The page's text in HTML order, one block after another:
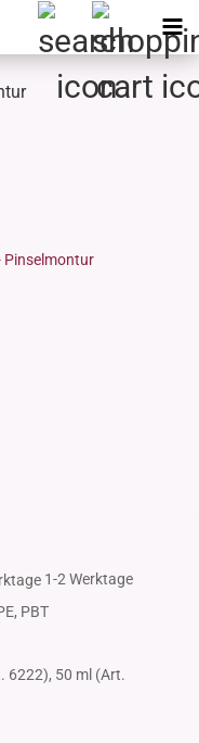
1-2 Werktage
PBT
6222), 50 ml (Art.